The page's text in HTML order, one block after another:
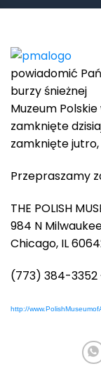
powiadomić
burzy śnieżnej
Muzeum
zamknięte
zamknięte jutro,
Przepraszamy
THE POLISH
984 N
Chicago, IL
(773) 384-3352
http://